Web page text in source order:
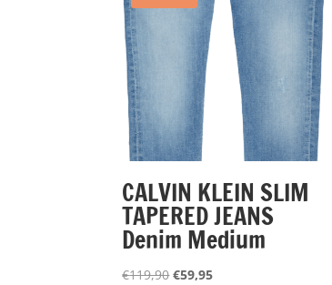
CALVIN KLEIN SLIM
TAPERED JEANS
Denim Medium
€119,90Oorspronkelijke
€59,95Huidige